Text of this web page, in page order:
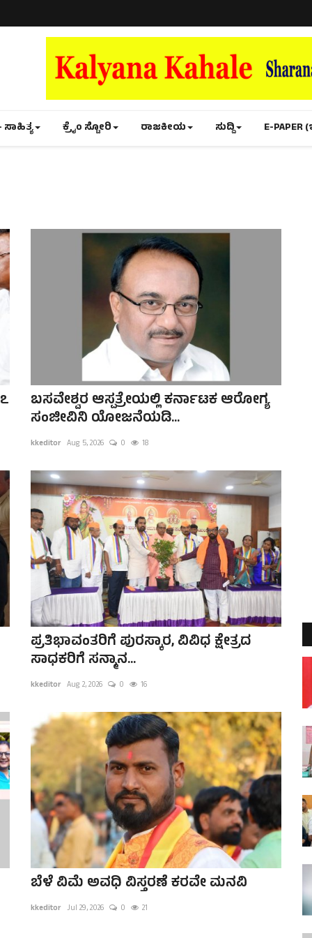
ಸಾಹಿತ್ಯ ಕ್ರೈಂ ಸ್ಟೋರಿ ರಾಜಕೀಯ ಸುದ್ದಿ E-
ಬಸವೇಶ್ವರ ಆಸ್ಪತ್ರೇಯಲ್ಲಿ ಕರ್ನಾಟಕ ಆರೋಗ್ಯ
ಸಂಜೀವಿನಿ ಯೋಜನೆಯಡಿ...
kkeditor Aug 5, 2026 0 18
ಪ್ರತಿಭಾವಂತರಿಗೆ ಪುರಸ್ಕಾರ, ವಿವಿಧ ಕ್ಷೇತ್ರದ
ಸಾಧಕರಿಗೆ ಸನ್ಮಾನ...
kkeditor Aug 2, 2026 0 16
ಬೆಳೆ ವಿಮೆ ಅವಧಿ ವಿಸ್ತರಣೆ ಕರವೇ ಮನವಿ
kkeditor Jul 29, 2026 0 21